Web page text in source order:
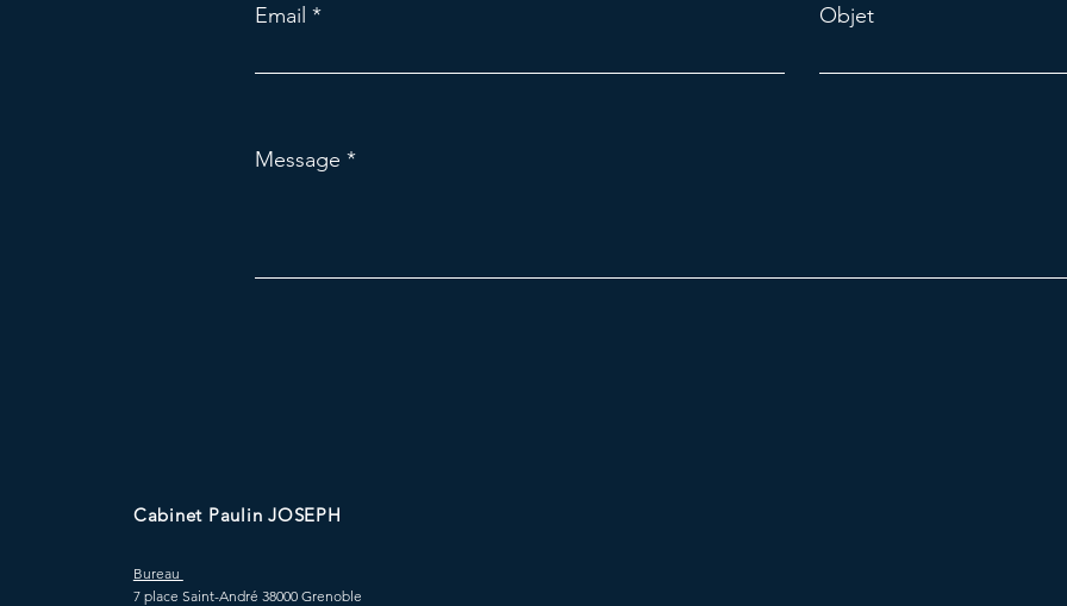
Email Objet
Message
Cabinet Paulin JOSEPH
Bureau
7 place Saint-André 38000 Grenoble